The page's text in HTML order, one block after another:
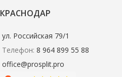
КРАСНОДАР
ул. Российская 79/1
Телефон: 8 964 899 55 88
office@prosplit.pro